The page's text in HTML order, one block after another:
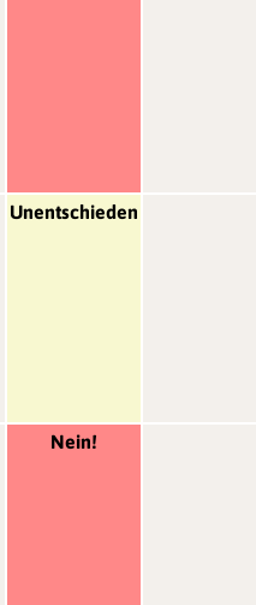
Unentschieden
Nein!